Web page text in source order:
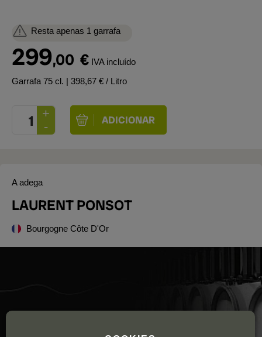
Resta apenas 1 garrafa
299,00 € IVA incluído
Garrafa 75 cl. | 398,67 € / Litro
A adega
LAURENT PONSOT
Bourgogne Côte D'Or